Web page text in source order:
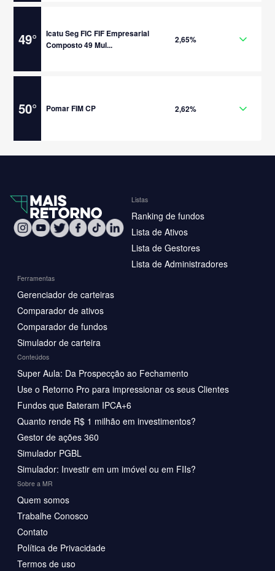
49°
Icatu Seg FIC FIF Empresarial
Composto 49 Mul...
2,65%
50° Pomar FIM CP 2,62%
Listas
Ranking de fundos
Lista de Ativos
Lista de Gestores
Lista de Administradores
Ferramentas
Gerenciador de carteiras
Comparador de ativos
Comparador de fundos
Simulador de carteira
Conteúdos
Super Aula: Da Prospecção ao Fechamento
Use o Retorno Pro para impressionar os seus Clientes
Fundos que Bateram IPCA+6
Quanto rende R$ 1 milhão em investimentos?
Gestor de ações 360
Simulador PGBL
Simulador: Investir em um imóvel ou em FIIs?
Sobre a MR
Quem somos
Trabalhe Conosco
Contato
Política de Privacidade
Termos de uso